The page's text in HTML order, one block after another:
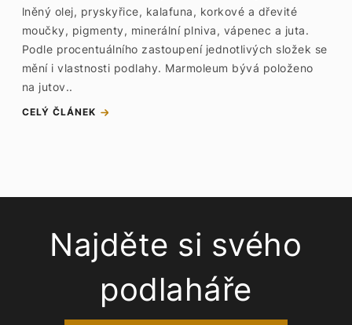
lněný olej, pryskyřice, kalafuna, korkové a dřevité
moučky, pigmenty, minerální plniva, vápenec a juta.
Podle procentuálního zastoupení jednotlivých složek se
mění i vlastnosti podlahy. Marmoleum bývá položeno
na jutov..
CELÝ ČLÁNEK
Najděte si svého
podlaháře